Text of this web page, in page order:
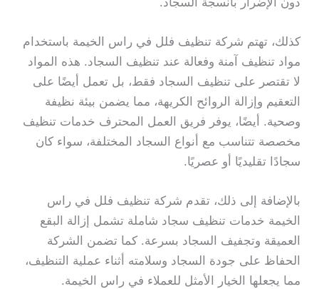
كذلك، تهتم شركة تنظيف فلل في راس الخيمة باستخدام
مواد تنظيف آمنة وفعالة عند تنظيف السجاد. هذه المواد
لا تقتصر على تنظيف السجاد فقط، بل تعمل أيضًا على
التعقيم وإزالة الروائح الكريهة، مما يضمن بيئة نظيفة
وصحية. أيضًا، يوفر فريق العمل المحترف خدمات تنظيف
مخصصة تتناسب مع أنواع السجاد المختلفة، سواء كان
سجادًا تقليديًا أو عصريًا.
بالإضافة إلى ذلك، تقدم شركة تنظيف فلل في راس
الخيمة خدمات تنظيف سجاد شاملة تشمل إزالة البقع
العميقة وتجفيف السجاد بسرعة. كما تضمن الشركة
الحفاظ على جودة السجاد وسلامته أثناء عملية التنظيف،
مما يجعلها الخيار الأمثل للعملاء في راس الخيمة.